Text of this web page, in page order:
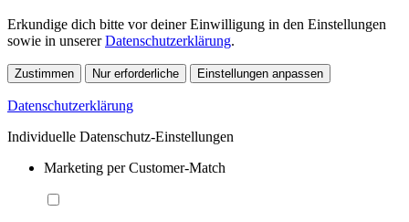
Erkundige dich bitte vor deiner Einwilligung in den Einstellungen
sowie in unsererDatenschutzerklärung.
Zustimmen Nur erforderliche Einstellungen anpassen
Datenschutzerklärung
Individuelle Datenschutz-Einstellungen
Marketing per Customer-Match